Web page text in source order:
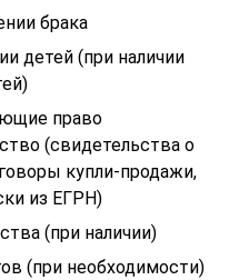
брака
детей (при наличии
право
(свидетельства о
купли-продажи,
из ЕГРН)
(при наличии)
(при необходимости)